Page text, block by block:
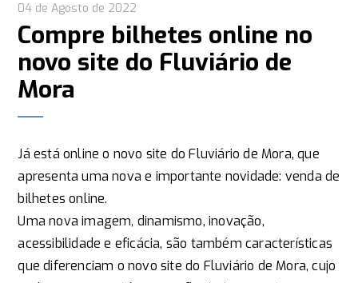
04 de Agosto de 2022
Compre bilhetes online no
novo site do Fluviário de
Mora
Já está online o novo site do Fluviário de Mora, que
apresenta uma nova e importante novidade: venda de
bilhetes online.
Uma nova imagem, dinamismo, inovação,
acessibilidade e eficácia, são também características
que diferenciam o novo site do Fluviário de Mora, cujo